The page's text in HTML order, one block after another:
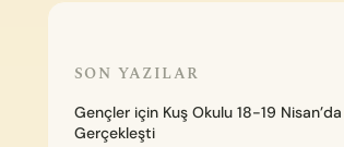
SON YAZILAR
Gençler için Kuş Okulu 18-19
Gerçekleşti